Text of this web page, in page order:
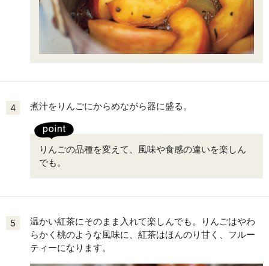
4 煮汁をりんごにからめながら器に盛る。
りんごの品種を変えて、風味や食感の違いを楽しん
でも。
5
温かい紅茶にそのまま入れて楽しんでも。りんごはやわ
らかく桃のような風味に、紅茶はほんのり甘く、フルー
ティーになります。